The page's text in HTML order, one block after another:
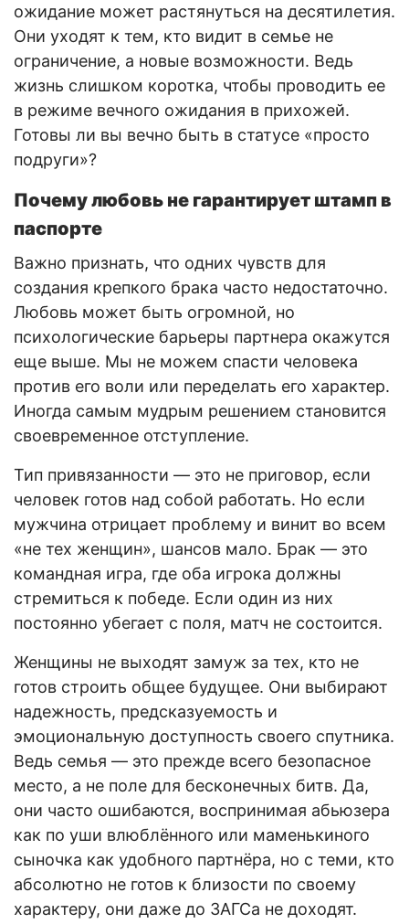
ожидание может растянуться на десятилетия.
Они уходят к тем, кто видит в семье не
ограничение, а новые возможности. Ведь
жизнь слишком коротка, чтобы проводить ее
в режиме вечного ожидания в прихожей.
Готовы ли вы вечно быть в статусе «просто
подруги»?
Почему любовь не гарантирует штамп в
паспорте
Важно признать, что одних чувств для
создания крепкого брака часто недостаточно.
Любовь может быть огромной, но
психологические барьеры партнера окажутся
еще выше. Мы не можем спасти человека
против его воли или переделать его характер.
Иногда самым мудрым решением становится
своевременное отступление.
Тип привязанности — это не приговор, если
человек готов над собой работать. Но если
мужчина отрицает проблему и винит во всем
«не тех женщин», шансов мало. Брак — это
командная игра, где оба игрока должны
стремиться к победе. Если один из них
постоянно убегает с поля, матч не состоится.
Женщины не выходят замуж за тех, кто не
готов строить общее будущее. Они выбирают
надежность, предсказуемость и
эмоциональную доступность своего спутника.
Ведь семья — это прежде всего безопасное
место, а не поле для бесконечных битв. Да,
они часто ошибаются, воспринимая абьюзера
как по уши влюблённого или маменькиного
сыночка как удобного партнёра, но с теми, кто
абсолютно не готов к близости по своему
характеру, они даже до ЗАГСа не доходят.